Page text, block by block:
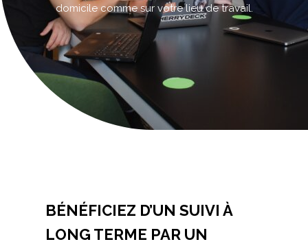
domicile comme sur votre lieu de travail.
BÉNÉFICIEZ D’UN SUIVI À
LONG TERME PAR UN